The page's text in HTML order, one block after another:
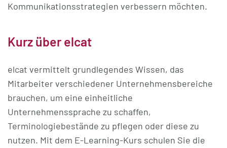
Kommunikationsstrategien verbessern möchten.
Kurz über elcat
elcat vermittelt grundlegendes Wissen, das
Mitarbeiter verschiedener Unternehmensbereiche
brauchen, um eine einheitliche
Unternehmenssprache zu schaffen,
Terminologiebestände zu pflegen oder diese zu
nutzen. Mit dem E-Learning-Kurs schulen Sie die